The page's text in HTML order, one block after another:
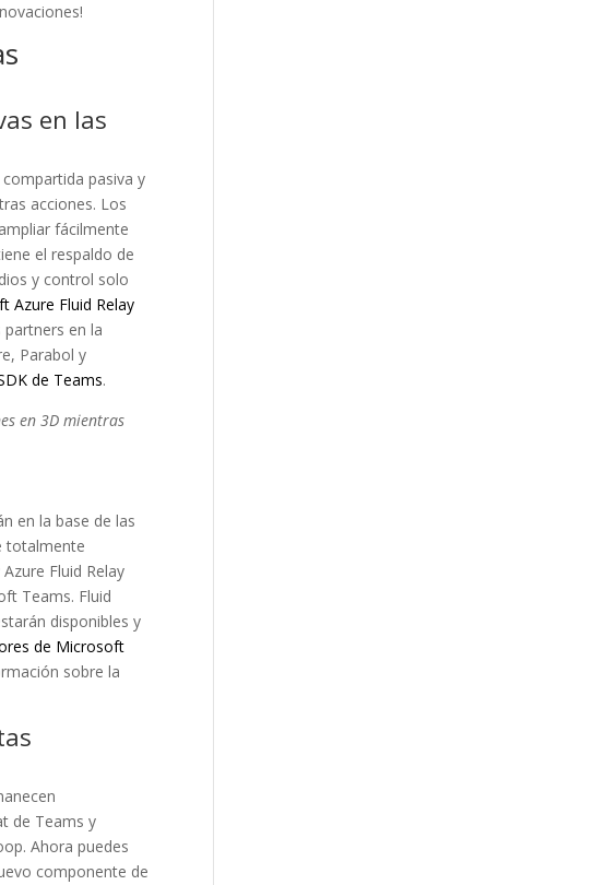
en las
pasiva y
acciones. Los
fácilmente
el respaldo de
y control solo
Azure Fluid Relay
en la
Parabol y
de Teams.
en 3D mientras
en la base de las
totalmente
Fluid Relay
Teams. Fluid
disponibles y
de Microsoft
sobre la
de Teams y
Ahora puedes
componente de